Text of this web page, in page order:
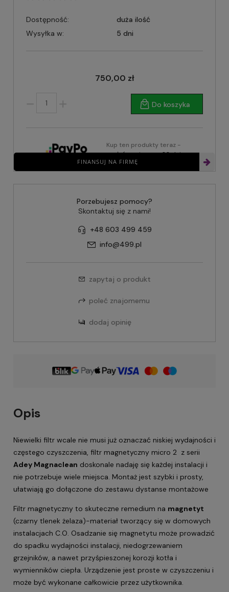
Dostępność:
duża ilość
Wysyłka w:
5 dni
750,00 zł
Do koszyka
FINANSUJ NA FIRMĘ
Kup ten produkty teraz -
zapłać za niego za 30 dni
Porzebujesz pomocy?
Skontaktuj się z nami!
+48 603 499 459
info@499.pl
zapytaj o produkt
poleć znajomemu
dodaj opinię
Opis
Niewielki filtr wcale nie musi już oznaczać niskiej wydajności i
częstego czyszczenia, filtr magnetyczny micro 2 z serii
Adey Magnaclean doskonale nadaję się każdej instalacji i
nie potrzebuje wiele miejsca. Montaż jest szybki i prosty,
ułatwiają go dołączone do zestawu dystanse montażowe
Filtr magnetyczny to skuteczne remedium na magnetyt
(czarny tlenek żelaza)-materiał tworzący się w domowych
instalacjach C.O. Osadzanie się magnetytu może prowadzić
do spadku wydajności instalacji, niedogrzewaniem
grzejników, a nawet przyśpieszonej korozji kotła i
wymienników ciepła. Urządzenie jest proste w czyszczeniu i
może być wykonane całkowicie przez użytkownika.